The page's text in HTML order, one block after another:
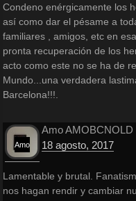
Condeno enérgicamente los
así como dar el pésame a
familiares , amigos, etc en
pronta recuperación de los
acto como este no se ha de
Mundo...una verdadera
Barcelona!!!.
Amo
Amo AMOBCNOLD
18 agosto, 2017
Lamentable y brutal.
nos hagan rendir y cambiar